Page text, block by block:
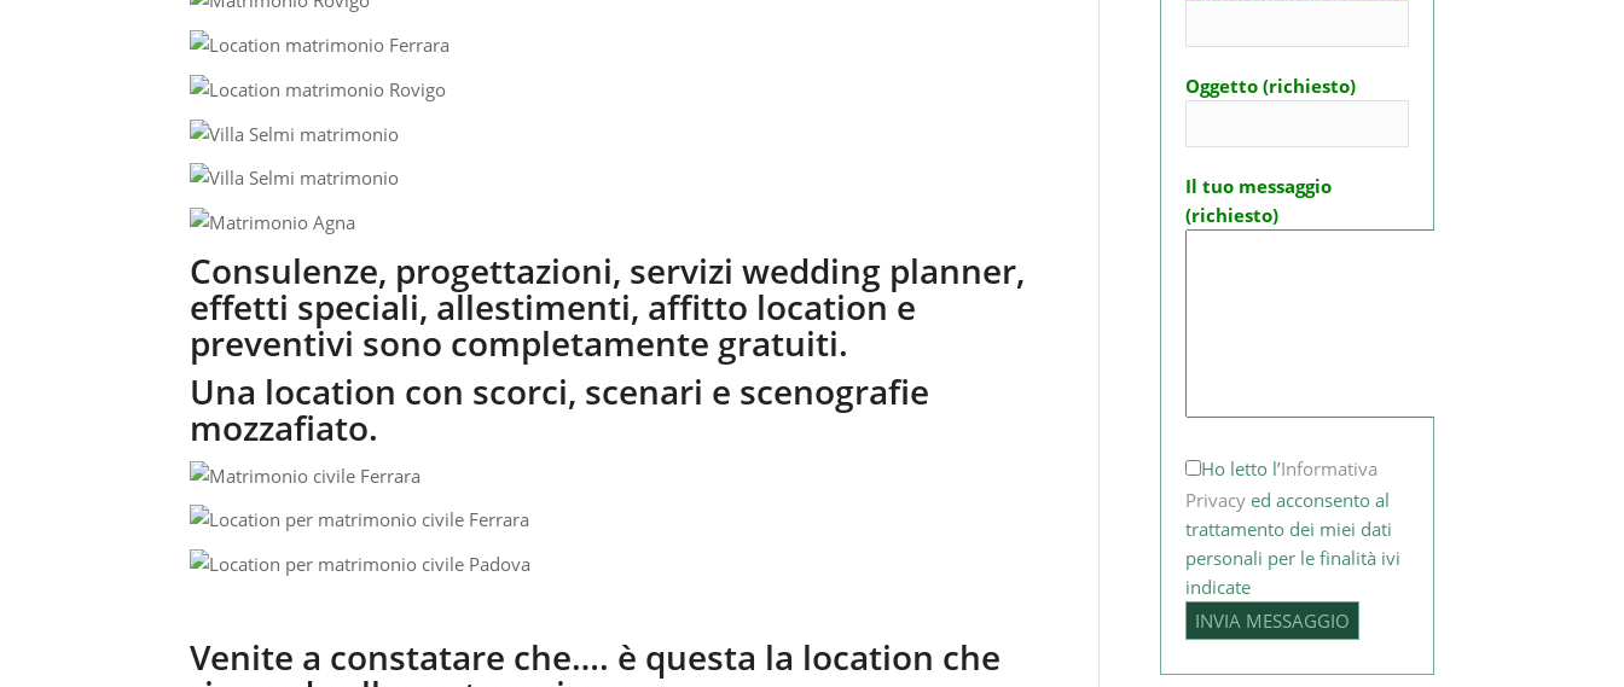
Consulenze, progettazioni, servizi wedding planner,
effetti speciali, allestimenti, affitto location e
preventivi sono completamente gratuiti.
Una location con scorci, scenari e scenografie
mozzafiato.
Venite a constatare che…. è questa la location che
Oggetto (richiesto)
Il tuo messaggio
(richiesto)
Ho letto l’Informativa
Privacyed acconsento al
trattamento dei miei dati
personali per le finalità ivi
indicate